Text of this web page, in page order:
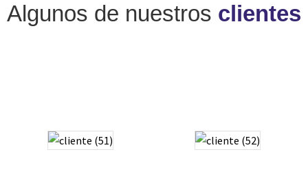
Algunos de nuestros clientes